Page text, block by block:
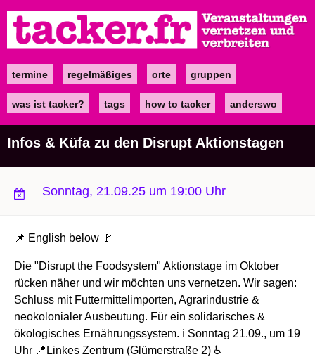
zum
Inhalt
Maintermine regelmäßiges orte gruppen
was ist tacker? tags how to tacker anderswo
Infos & Küfa zu den Disrupt Aktionstagen
Sonntag, 21.09.25 um 19:00 Uhr
📌 English below 🚩
Die "Disrupt the Foodsystem" Aktionstage im Oktober
rücken näher und wir möchten uns vernetzen. Wir sagen:
Schluss mit Futtermittelimporten, Agrarindustrie &
neokolonialer Ausbeutung. Für ein solidarisches &
ökologisches Ernährungssystem. ℹ️ Sonntag 21.09., um 19
Uhr 📍Linkes Zentrum (Glümerstraße 2) ♿